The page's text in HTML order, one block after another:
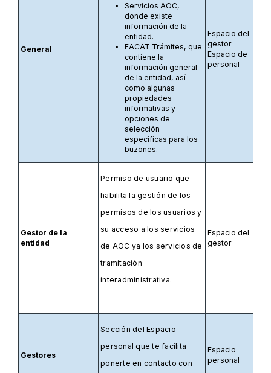
General
Servicios AOC,
donde existe
información de la
entidad.
EACAT Trámites, que
contiene la
información general
de la entidad, así
como algunas
propiedades
informativas y
opciones de
selección
específicas para los
buzones.
Espacio del
gestor
Espacio de
personal
Gestor de la
entidad
Permiso de usuario que
habilita la gestión de los
permisos de los usuarios y
su acceso a los servicios
de AOC ya los servicios de
tramitación
interadministrativa.
Espacio del
gestor
Gestores
Sección del Espacio
personal que te facilita
ponerte en contacto con
Espacio
personal